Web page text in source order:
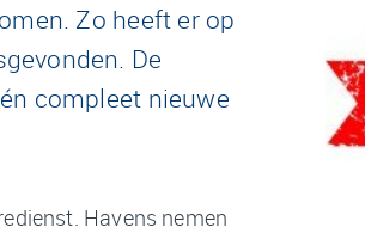
Zo heeft er op
De
compleet nieuwe
Havens nemen